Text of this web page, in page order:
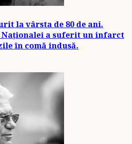
la vârsta de 80 de ani.
Naționalei a suferit un infarct
în comă indusă.